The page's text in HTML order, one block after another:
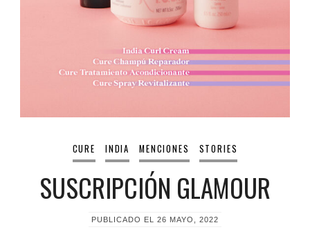
CURE INDIA MENCIONES STORIES
SUSCRIPCIÓN GLAMOUR
PUBLICADO EL 26 MAYO, 2022